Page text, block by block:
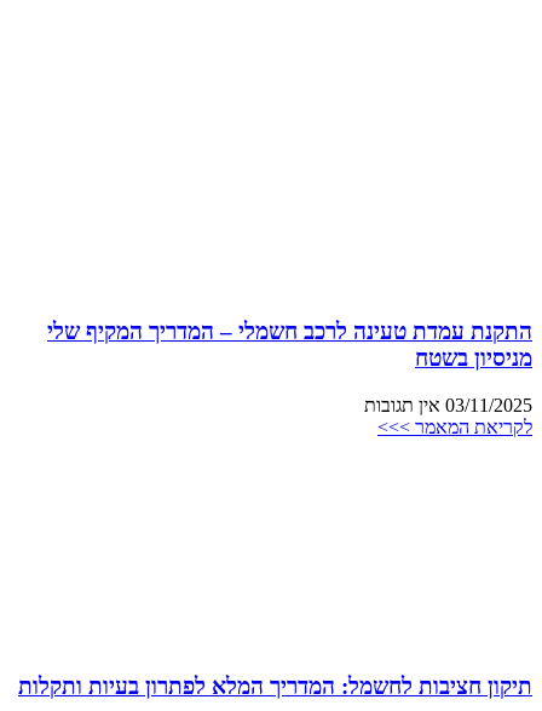
התקנת עמדת טעינה לרכב חשמלי – המדריך המקיף שלי
מניסיון בשטח
03/11/2025 אין תגובות
לקריאת המאמר >>>
תיקון חציבות לחשמל: המדריך המלא לפתרון בעיות ותקלות